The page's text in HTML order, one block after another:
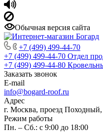
Обычная версия сайта
+7 (499) 499-44-70
+7 (499) 499-44-70 Отдел
+7 (499) 499-44-80
Заказать звонок
E-mail
info@bogard-roof.ru
Адрес
г. Москва, проезд
Режим работы
Пн. – Сб.: с 9:00 до 18:00